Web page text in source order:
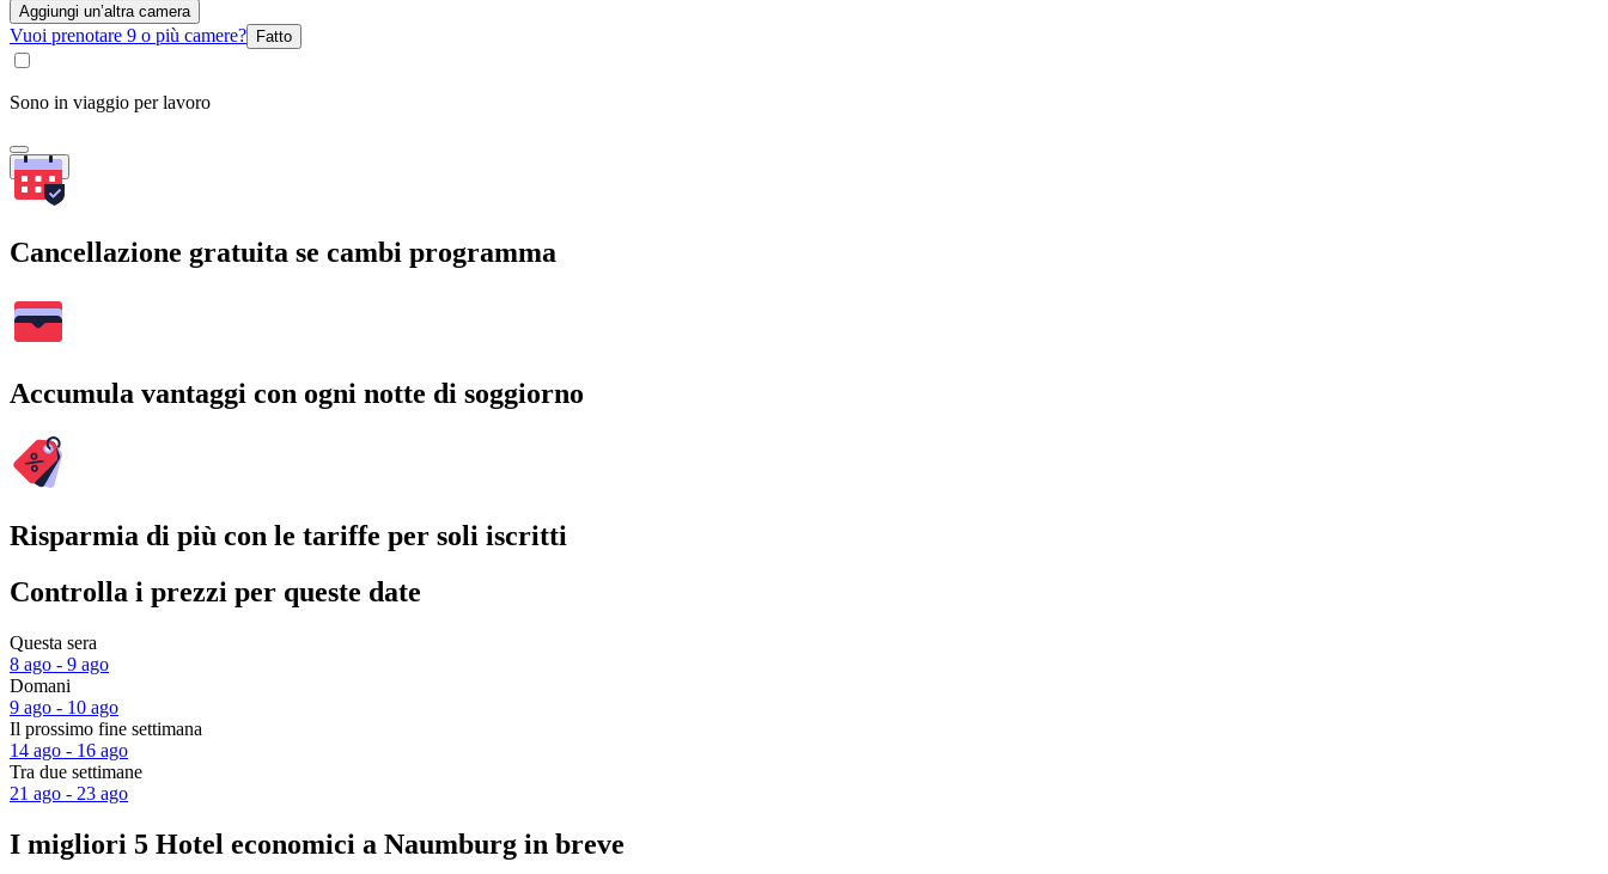
Aggiungi un’altra camera
Vuoi prenotare 9 o più camere? Fatto
Sono in viaggio per lavoro
Cerca
Cancellazione gratuita se cambi programma
Accumula vantaggi con ogni notte di soggiorno
Risparmia di più con le tariffe per soli iscritti
Controlla i prezzi per queste date
Questa sera
8 ago - 9 ago
Domani
9 ago - 10 ago
Il prossimo fine settimana
14 ago - 16 ago
Tra due settimane
21 ago - 23 ago
I migliori 5 Hotel economici a Naumburg in breve